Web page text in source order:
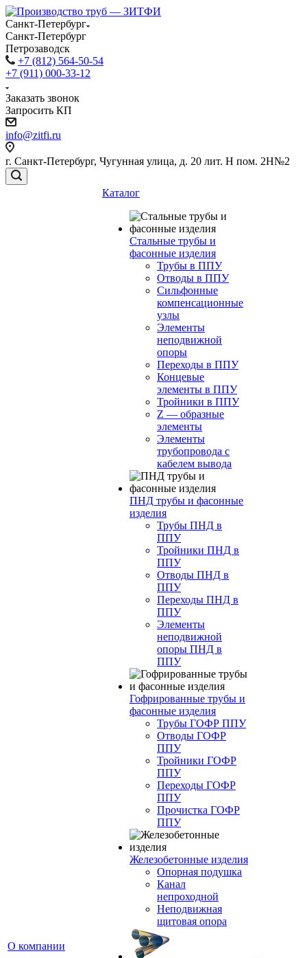
Санкт-Петербург
Санкт-Петербург
Петрозаводск
+7 (812) 564-50-54
+7 (911) 000-33-12
Заказать звонок
Запросить КП
info@zitfi.ru
г. Санкт-Петербург, Чугунная улица, д. 20 лит. Н пом. 2Н№2
О компании
Каталог
Стальные трубы и
фасонные изделия
Трубы в ППУ
Отводы в ППУ
Сильфонные
компенсационные
узлы
Элементы
неподвижной
опоры
Переходы в ППУ
Концевые
элементы в ППУ
Тройники в ППУ
Z — образные
элементы
Элементы
трубопровода с
кабелем вывода
ПНД трубы и фасонные
изделия
Трубы ПНД в
ППУ
Тройники ПНД в
ППУ
Отводы ПНД в
ППУ
Переходы ПНД в
ППУ
Элементы
неподвижной
опоры ПНД в
ППУ
Гофрированные трубы и
фасонные изделия
Трубы ГОФР ППУ
Отводы ГОФР
ППУ
Тройники ГОФР
ППУ
Переходы ГОФР
ППУ
Прочистка ГОФР
ППУ
Железобетонные изделия
Опорная подушка
Канал
непроходной
Неподвижная
щитовая опора